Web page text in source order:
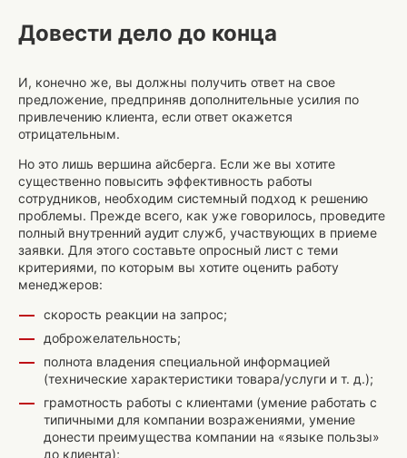
Довести дело до конца
И, конечно же, вы должны получить ответ на свое
предложение, предприняв дополнительные усилия по
привлечению клиента, если ответ окажется
отрицательным.
Но это лишь вершина айсберга. Если же вы хотите
существенно повысить эффективность работы
сотрудников, необходим системный подход к решению
проблемы. Прежде всего, как уже говорилось, проведите
полный внутренний аудит служб, участвующих в приеме
заявки. Для этого составьте опросный лист с теми
критериями, по которым вы хотите оценить работу
менеджеров:
скорость реакции на запрос;
доброжелательность;
полнота владения специальной информацией
(технические характеристики товара/услуги и т. д.);
грамотность работы с клиентами (умение работать с
типичными для компании возражениями, умение
донести преимущества компании на «языке пользы»
до клиента);